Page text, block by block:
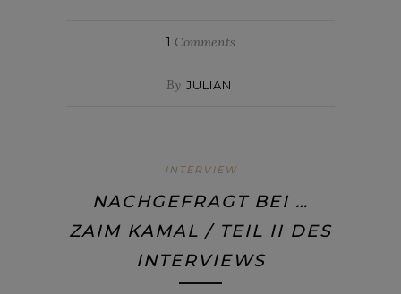
1 Comments
By JULIAN
INTERVIEW
NACHGEFRAGT BEI …
ZAIM KAMAL / TEIL II DES
INTERVIEWS